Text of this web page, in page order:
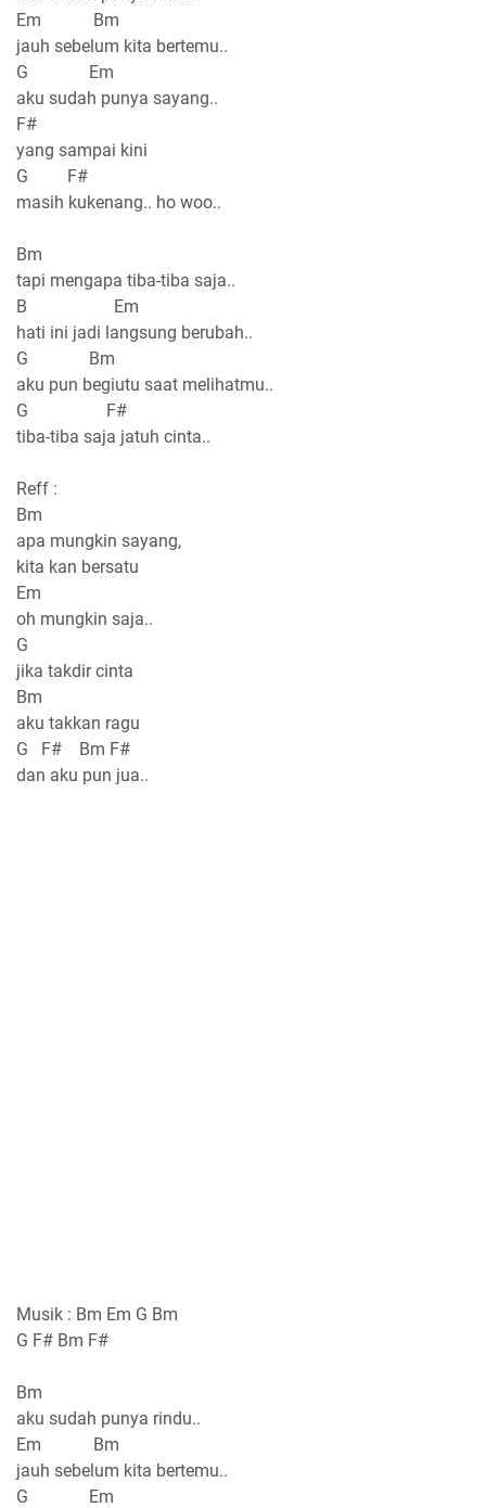
Em Bm
jauh sebelum kita bertemu..
G Em
aku sudah punya sayang..
F#
yang sampai kini
G F#
masih kukenang.. ho woo..
Bm
tapi mengapa tiba-tiba saja..
B Em
hati ini jadi langsung berubah..
G Bm
aku pun begiutu saat melihatmu..
G F#
tiba-tiba saja jatuh cinta..
Reff :
Bm
apa mungkin sayang,
kita kan bersatu
Em
oh mungkin saja..
G
jika takdir cinta
Bm
aku takkan ragu
G F# Bm F#
dan aku pun jua..
Musik : Bm Em G Bm
G F# Bm F#
Bm
aku sudah punya rindu..
Em Bm
jauh sebelum kita bertemu..
G Em